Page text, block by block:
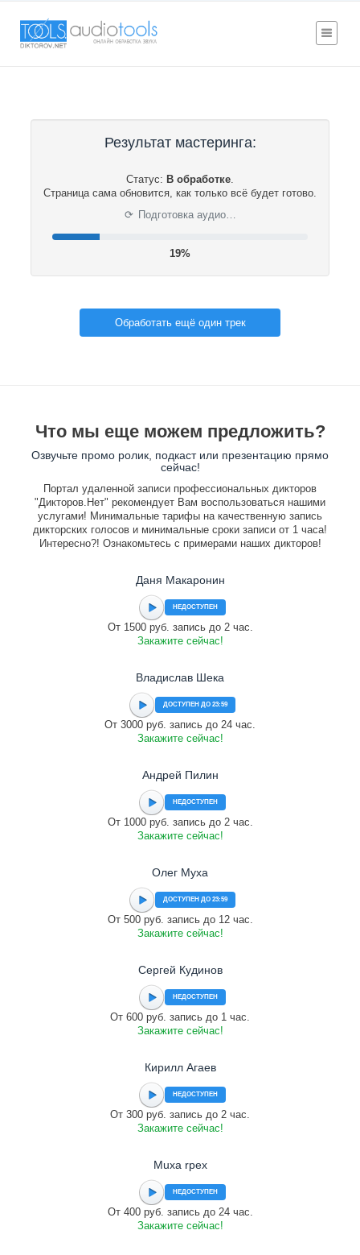
Результат мастеринга:
Статус: В обработке.
Страница сама обновится, как только всё будет готово.
⟳ Подготовка аудио…
19%
Обработать ещё один трек
Что мы еще можем предложить?
Озвучьте промо ролик, подкаст или презентацию прямо
сейчас!
Портал удаленной записи профессиональных дикторов
"Дикторов.Нет" рекомендует Вам воспользоваться нашими
услугами! Минимальные тарифы на качественную запись
дикторских голосов и минимальные сроки записи от 1 часа!
Интересно?! Ознакомьтесь с примерами наших дикторов!
Даня Макаронин
НЕДОСТУПЕН
От 1500 руб. запись до 2 час.
Закажите сейчас!
Владислав Шека
ДОСТУПЕН ДО 23:59
От 3000 руб. запись до 24 час.
Закажите сейчас!
Андрей Пилин
НЕДОСТУПЕН
От 1000 руб. запись до 2 час.
Закажите сейчас!
Олег Муха
ДОСТУПЕН ДО 23:59
От 500 руб. запись до 12 час.
Закажите сейчас!
Сергей Кудинов
НЕДОСТУПЕН
От 600 руб. запись до 1 час.
Закажите сейчас!
Кирилл Агаев
НЕДОСТУПЕН
От 300 руб. запись до 2 час.
Закажите сейчас!
Muxa rpex
НЕДОСТУПЕН
От 400 руб. запись до 24 час.
Закажите сейчас!